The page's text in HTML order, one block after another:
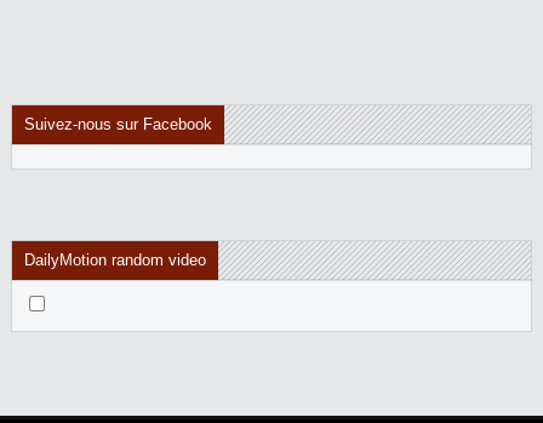
Suivez-nous sur Facebook
DailyMotion random video